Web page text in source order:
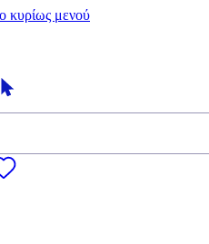
κυρίως μενού